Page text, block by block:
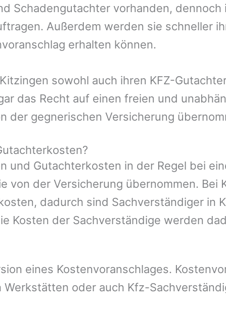
Schadengutachter vorhanden,
Außerdem werden sie schneller
erhalten können.
Kitzingen sowohl auch ihren KFZ-
das Recht auf einen freien und
der gegnerischen Versicherung
und Gutachterkosten in der Regel bei
von der Versicherung übernommen. Bei
dadurch sind Sachverständiger in
Kosten der Sachverständige werden
eines Kostenvoranschlages.
oder auch Kfz-